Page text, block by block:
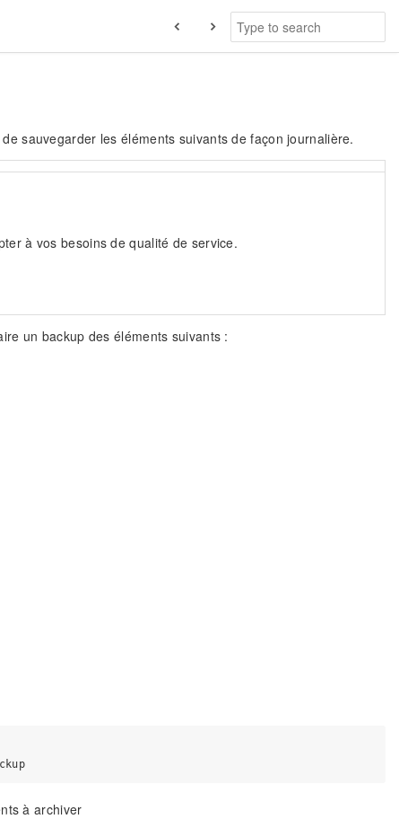
sauvegarder les éléments suivants de façon journalière.
à vos besoins de qualité de service.
un backup des éléments suivants :
à archiver